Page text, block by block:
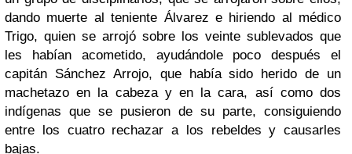
dando muerte al teniente Álvarez e hiriendo al médico
Trigo, quien se arrojó sobre los veinte sublevados que
les habían acometido, ayudándole poco después el
capitán Sánchez Arrojo, que había sido herido de un
machetazo en la cabeza y en la cara, así como dos
indígenas que se pusieron de su parte, consiguiendo
entre los cuatro rechazar a los rebeldes y causarles
bajas.